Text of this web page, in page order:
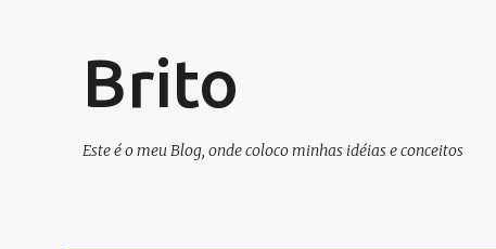
Brito
Este é o meu Blog, onde coloco minhas idéias e conceitos